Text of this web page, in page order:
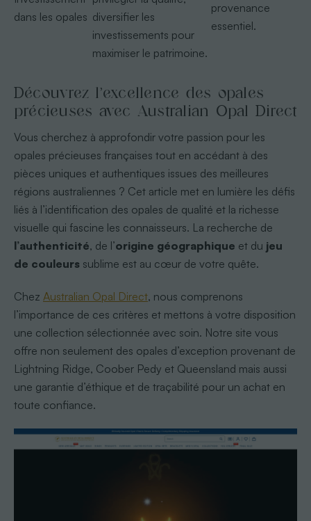
dans les opales diversifier les
investissements pour
maximiser le patrimoine.
provenance
essentiel.
Découvrez l’excellence des opales
précieuses avec Australian Opal Direct
Vous cherchez à approfondir votre passion pour les
opales précieuses françaises tout en accédant à des
pièces uniques et authentiques issues des meilleures
régions australiennes ? Cet article met en lumière les défis
liés à l’identification des opales de qualité et la richesse
visuelle qui fascine les connaisseurs. La recherche de
l’authenticité, de l’origine géographique et du jeu
de couleurssublime est au cœur de votre quête.
Chez Australian Opal Direct, nous comprenons
l’importance de ces critères et mettons à votre disposition
une collection sélectionnée avec soin. Notre site vous
offre non seulement des opales d’exception provenant de
Lightning Ridge, Coober Pedy et Queensland mais aussi
une garantie d’éthique et de traçabilité pour un achat en
toute confiance.